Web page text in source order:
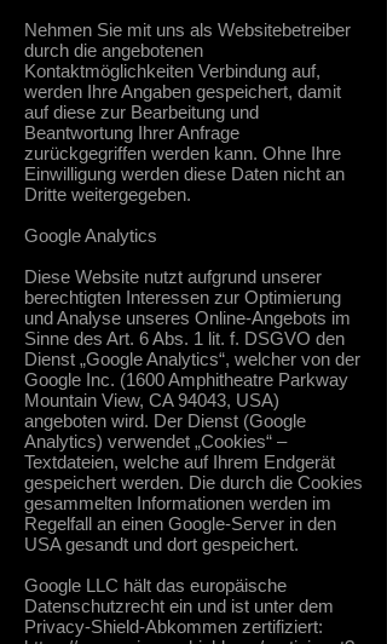
Nehmen Sie mit uns als Websitebetreiber
durch die angebotenen
Kontaktmöglichkeiten Verbindung auf,
werden Ihre Angaben gespeichert, damit
auf diese zur Bearbeitung und
Beantwortung Ihrer Anfrage
zurückgegriffen werden kann. Ohne Ihre
Einwilligung werden diese Daten nicht an
Dritte weitergegeben.
Google Analytics
Diese Website nutzt aufgrund unserer
berechtigten Interessen zur Optimierung
und Analyse unseres Online-Angebots im
Sinne des Art. 6 Abs. 1 lit. f. DSGVO den
Dienst „Google Analytics“, welcher von der
Google Inc. (1600 Amphitheatre Parkway
Mountain View, CA 94043, USA)
angeboten wird. Der Dienst (Google
Analytics) verwendet „Cookies“ –
Textdateien, welche auf Ihrem Endgerät
gespeichert werden. Die durch die Cookies
gesammelten Informationen werden im
Regelfall an einen Google-Server in den
USA gesandt und dort gespeichert.
Google LLC hält das europäische
Datenschutzrecht ein und ist unter dem
Privacy-Shield-Abkommen zertifiziert: